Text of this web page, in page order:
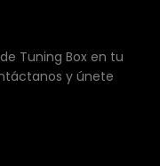
Tuning Box en tu
y únete